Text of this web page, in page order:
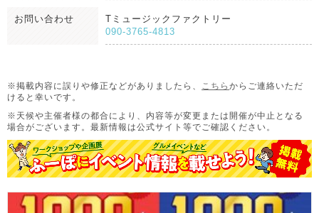
お問い合わせ
Tミュージックファクトリー
090-3765-4813
※掲載内容に誤りや修正などがありましたら、 こちら からご連絡いただ
けると幸いです。
※天候や主催者様の都合により、内容等が変更または開催が中止となる
場合がございます。 最新情報は公式サイト等でご確認ください。